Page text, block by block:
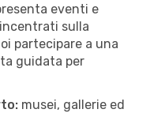
eventi e
sulla
partecipare a una
guidata per
musei, gallerie ed